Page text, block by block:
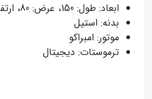
ابعاد: طول: 150، عرض: 80، ارتفاع: 85 سانتی متر
بدنه: استیل
موتور: امبراکو
ترموستات: دیجیتال